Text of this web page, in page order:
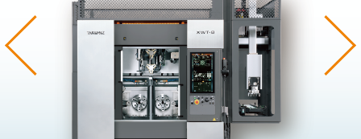
コラム
製品ラインナップ
Previous